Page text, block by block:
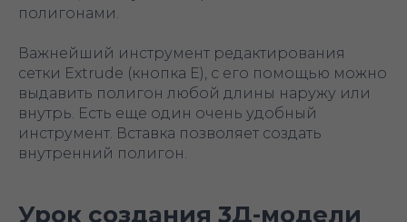
полигонами.
Важнейший инструмент редактирования
сетки Extrude (кнопка E), с его помощью можно
выдавить полигон любой длины наружу или
внутрь. Есть еще один очень удобный
инструмент. Вставка позволяет создать
внутренний полигон.
Урок создания 3Д-модели